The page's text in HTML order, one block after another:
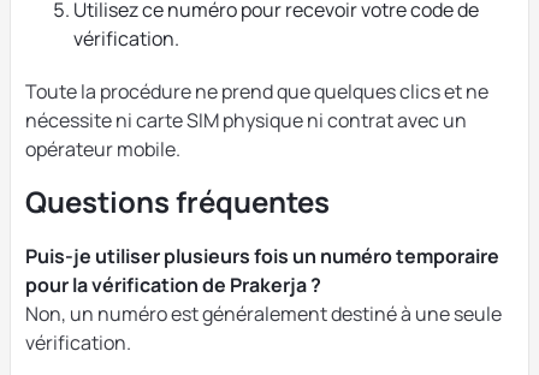
Utilisez ce numéro pour recevoir votre code de
vérification.
Toute la procédure ne prend que quelques clics et ne
nécessite ni carte SIM physique ni contrat avec un
opérateur mobile.
Questions fréquentes
Puis-je utiliser plusieurs fois un numéro temporaire
pour la vérification de Prakerja ?
Non, un numéro est généralement destiné à une seule
vérification.